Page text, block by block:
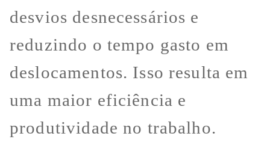
desvios desnecessários e
reduzindo o tempo gasto em
deslocamentos. Isso resulta em
uma maior eficiência e
produtividade no trabalho.